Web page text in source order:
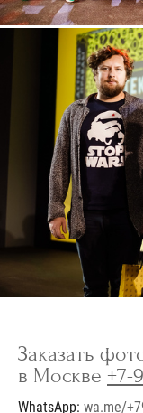
Заказать
в Москве +7-
WhatsApp: wa.me/